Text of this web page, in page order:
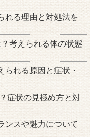
れる理由と対処法を
考えられる体の状態
られる原因と症状・
症状の見極め方と対
ンスや魅力について